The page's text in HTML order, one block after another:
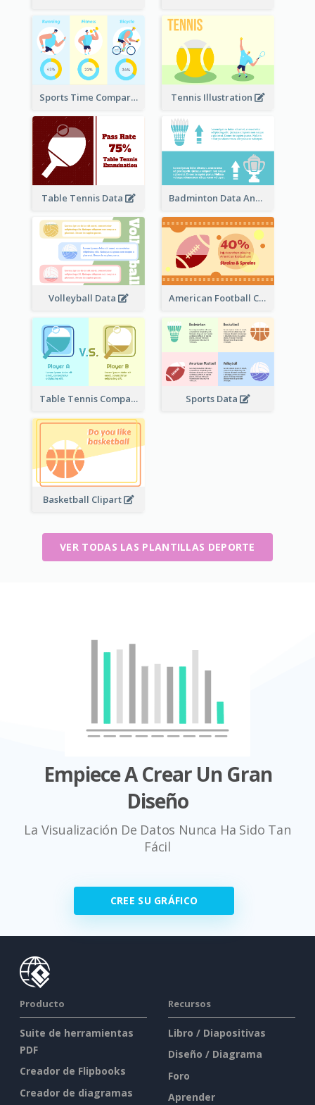
Sports Time Comparison Tennis Illustration
Table Tennis Data Badminton Data Analysis
Volleyball Data American Football Clipart
Table Tennis Comparison Sports Data
Basketball Clipart
VER TODAS LAS PLANTILLAS DEPORTE
Empiece A Crear Un Gran
Diseño
La Visualización De Datos Nunca Ha Sido Tan
Fácil
CREE SU GRÁFICO
Producto
Suite de herramientas
PDF
Creador de Flipbooks
Creador de diagramas
Recursos
Libro / Diapositivas
Diseño / Diagrama
Foro
Aprender